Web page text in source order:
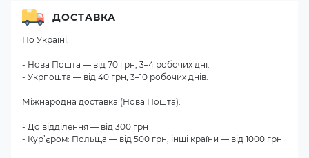
ДОСТАВКА
По Україні:
- Нова Пошта — від 70 грн, 3–4 робочих дні.
- Укрпошта — від 40 грн, 3–10 робочих днів.
Міжнародна доставка (Нова Пошта):
- До відділення — від 300 грн
- Кур’єром: Польща — від 500 грн, інші країни — від 1000 грн